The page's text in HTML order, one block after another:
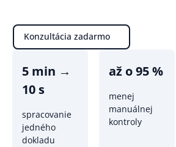
Konzultácia zadarmo
5 min →
10 s
spracovanie
jedného
dokladu
až o 95 %
menej
manuálnej
kontroly